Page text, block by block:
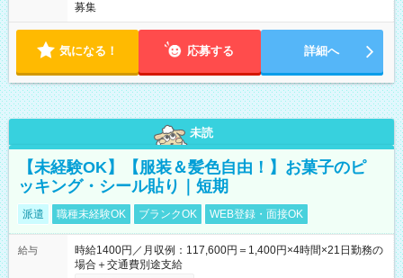
募集
気になる！ 応募する 詳細へ
未読
【未経験OK】【服装＆髪色自由！】お菓子のピ
ッキング・シール貼り｜短期
派遣 職種未経験OK ブランクOK WEB登録・面接OK
給与
時給1400円／月収例：117,600円＝1,400円×4時間×21日勤務の
場合＋交通費別途支給